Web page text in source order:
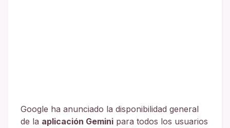
Google ha anunciado la disponibilidad general
de la aplicación Gemini para todos los usuarios